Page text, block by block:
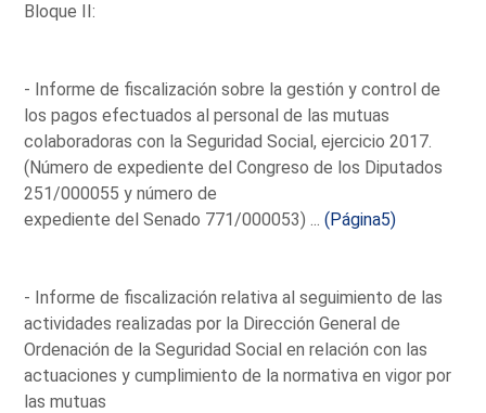
Bloque II:
- Informe de fiscalización sobre la gestión y control de
los pagos efectuados al personal de las mutuas
colaboradoras con la Seguridad Social, ejercicio 2017.
(Número de expediente del Congreso de los Diputados
251/000055 y número de
expediente del Senado 771/000053) ...(Página5)
- Informe de fiscalización relativa al seguimiento de las
actividades realizadas por la Dirección General de
Ordenación de la Seguridad Social en relación con las
actuaciones y cumplimiento de la normativa en vigor por
las mutuas